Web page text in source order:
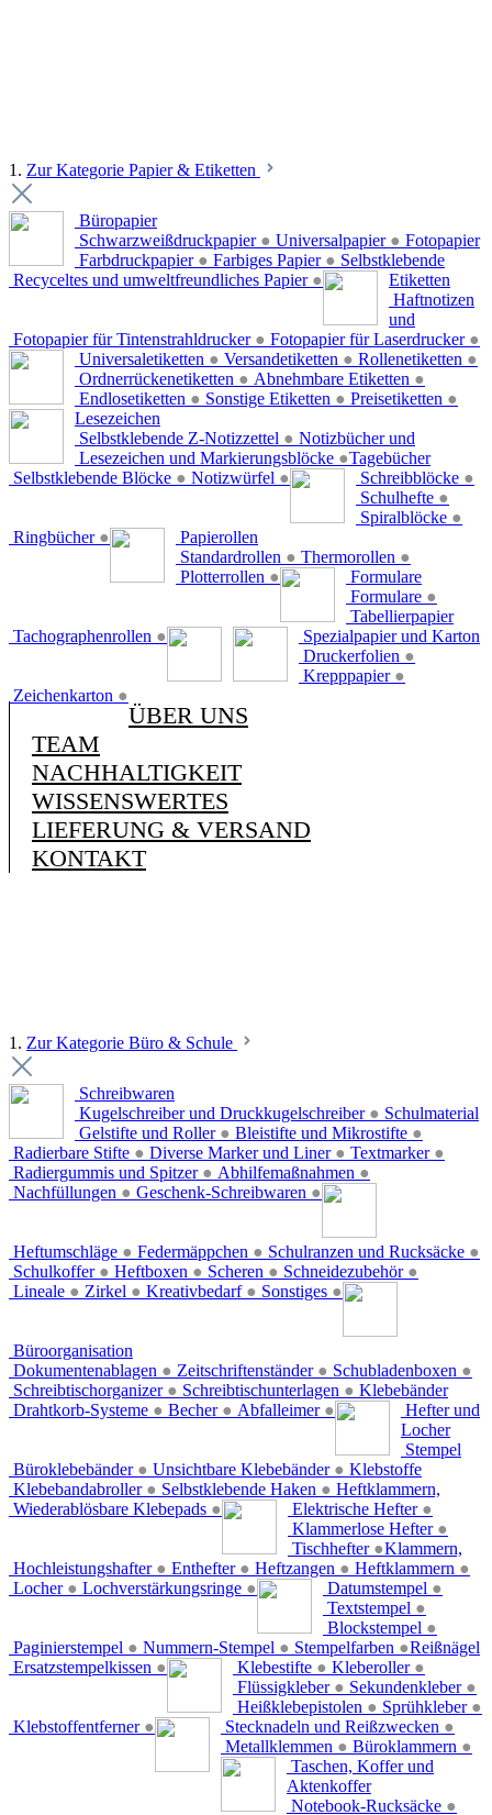
1. Zur Kategorie Papier & Etiketten
Büropapier
Schwarzweißdruckpapier ● Universalpapier ●
Farbdruckpapier ● Farbiges Papier ●
Recyceltes und umweltfreundliches Papier ●
Fotopapier
Fotopapier für Tintenstrahldrucker ● Fotopapier für Laserdrucker ●
Selbstklebende
Etiketten
Universaletiketten ● Versandetiketten ● Rollenetiketten ●
Ordnerrückenetiketten ● Abnehmbare Etiketten ●
Endlosetiketten ● Sonstige Etiketten ● Preisetiketten ●
Haftnotizen
und
Lesezeichen
Selbstklebende Z-Notizzettel ●
Lesezeichen und Markierungsblöcke ●
Selbstklebende Blöcke ● Notizwürfel ●
Notizbücher und
Tagebücher
Schreibblöcke ●
Schulhefte ●
Spiralblöcke ●
Ringbücher ●
Papierollen
Standardrollen ● Thermorollen ●
Plotterrollen ●
Formulare
Formulare ●
Tachographenrollen ●
Tabellierpapier
Spezialpapier und Karton
Druckerfolien ●
Krepppapier ●
Zeichenkarton ●
ÜBER UNS
TEAM
NACHHALTIGKEIT
WISSENSWERTES
LIEFERUNG & VERSAND
KONTAKT
1. Zur Kategorie Büro & Schule
Schreibwaren
Kugelschreiber und Druckkugelschreiber ●
Gelstifte und Roller ● Bleistifte und Mikrostifte ●
Radierbare Stifte ● Diverse Marker und Liner ● Textmarker ●
Radiergummis und Spitzer ● Abhilfemaßnahmen ●
Nachfüllungen ● Geschenk-Schreibwaren ●
Schulmaterial
Heftumschläge ● Federmäppchen ● Schulranzen und Rucksäcke ●
Schulkoffer ● Heftboxen ● Scheren ● Schneidezubehör ●
Lineale ● Zirkel ● Kreativbedarf ● Sonstiges ●
Büroorganisation
Dokumentenablagen ● Zeitschriftenständer ● Schubladenboxen ●
Schreibtischorganizer ● Schreibtischunterlagen ●
Drahtkorb-Systeme ● Becher ● Abfalleimer ●
Klebebänder
Büroklebebänder ● Unsichtbare Klebebänder ●
Klebebandabroller ● Selbstklebende Haken ●
Wiederablösbare Klebepads ●
Hefter und
Locher
Elektrische Hefter ●
Klammerlose Hefter ●
Tischhefter ●
Hochleistungshafter ● Enthefter ● Heftzangen ● Heftklammern ●
Locher ● Lochverstärkungsringe ●
Stempel
Datumstempel ●
Textstempel ●
Blockstempel ●
Paginierstempel ● Nummern-Stempel ● Stempelfarben ●
Ersatzstempelkissen ●
Klebstoffe
Klebestifte ● Kleberoller ●
Flüssigkleber ● Sekundenkleber ●
Heißklebepistolen ● Sprühkleber ●
Klebstoffentferner ●
Heftklammern,
Klammern,
Reißnägel
Stecknadeln und Reißzwecken ●
Metallklemmen ● Büroklammern ●
Taschen, Koffer und
Aktenkoffer
Notebook-Rucksäcke ●